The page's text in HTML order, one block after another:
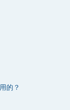
的？